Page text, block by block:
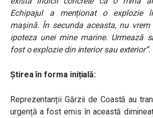
Echipajul a menționat o explozie
mașină. În secunda aceasta, nu
ipoteza unei mine marine. Urmează
fost o explozie din interior sau exterior”.
Știrea în forma inițială:
Reprezentanții Gărzii de Coastă au
urgență a fost emis în această